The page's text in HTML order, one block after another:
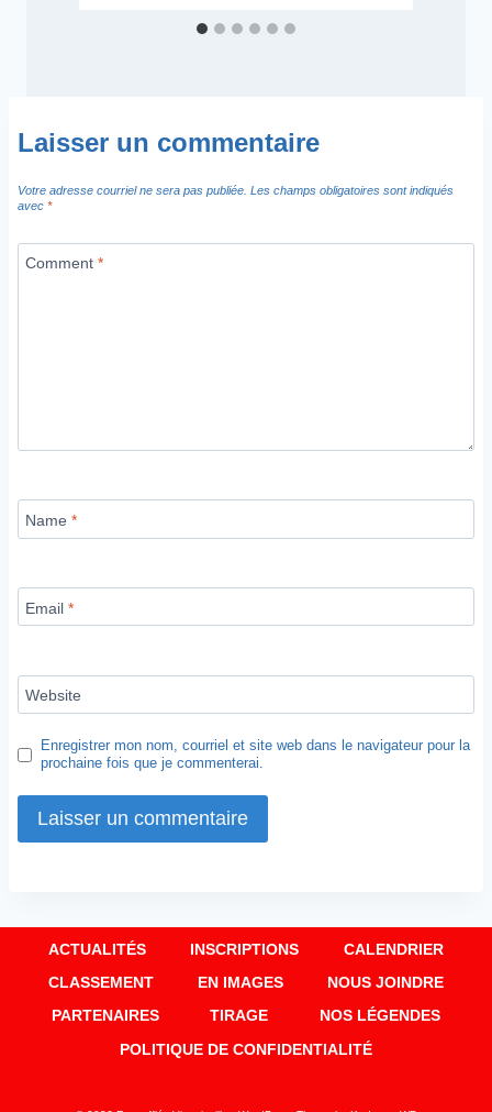
Laisser un commentaire
Votre adresse courriel ne sera pas publiée. Les champs obligatoires sont indiqués
avec *
Comment *
Name *
Email *
Website
Enregistrer mon nom, courriel et site web dans le navigateur pour la
prochaine fois que je commenterai.
ACTUALITÉS INSCRIPTIONS
CALENDRIER
CLASSEMENT
EN IMAGES
NOUS JOINDRE
PARTENAIRES
TIRAGE
NOS LÉGENDES
POLITIQUE DE CONFIDENTIALITÉ